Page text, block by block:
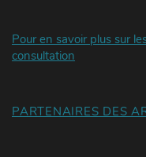
Pour en savoir plus sur
consultation
PARTENAIRES DES